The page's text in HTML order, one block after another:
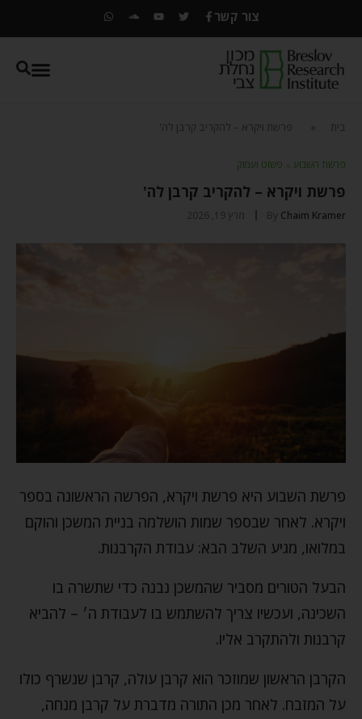
צור קשר
בית פרשת ויקרא – להקריב קרבן לה'
פרשת השבוע ⬦ פשוט ועמוק
פרשת ויקרא – להקריב קרבן לה'
By Chaim Kramer מרץ 19, 2026
פרשת השבוע היא פרשת ויקרא, הפרשה הראשונה בספר
ויקרא. לאחר שבספר שמות הושלמה בניית המשכן והוקם
במלואו, מגיע השלב הבא: עבודת הקרבנות.
הבעל הטורים מסביר שהמשכן נבנה כדי שתשרה בו
השכינה, ועכשיו צריך להשתמש בו לעבודת ה׳ – להביא
קרבנות ולהתקרב אליו.
הקרבן הראשון שמוזכר הוא קרבן עולה, קרבן שנשרף כולו
על המזבח. לאחר מכן התורה מדברת על קרבן מנחה,